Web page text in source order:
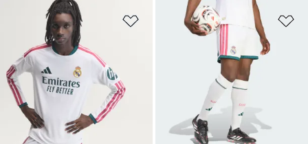
ほしいものリストに追加